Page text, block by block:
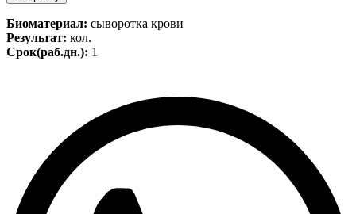
Биоматериал: сыворотка крови
Результат: кол.
Срок(раб.дн.): 1